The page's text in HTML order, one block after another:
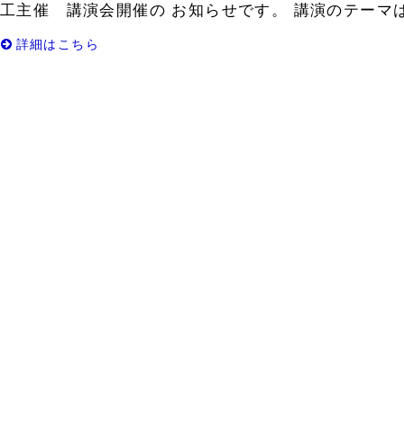
工主催 講演会開催の お知らせです。 講演のテーマ
詳細はこちら